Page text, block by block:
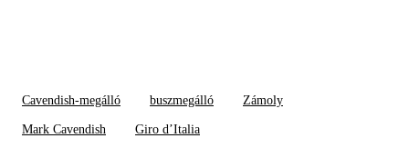
Cavendish-megálló buszmegálló Zámoly
Mark Cavendish Giro d’Italia